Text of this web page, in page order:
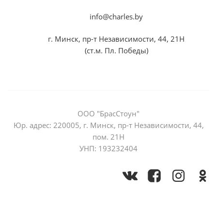
info@charles.by
г. Минск, пр-т Независимости, 44, 21Н
(ст.м. Пл. Победы)
ООО "БрасСтоун"
Юр. адрес: 220005, г. Минск, пр-т Независимости, 44,
пом. 21Н
УНП: 193232404